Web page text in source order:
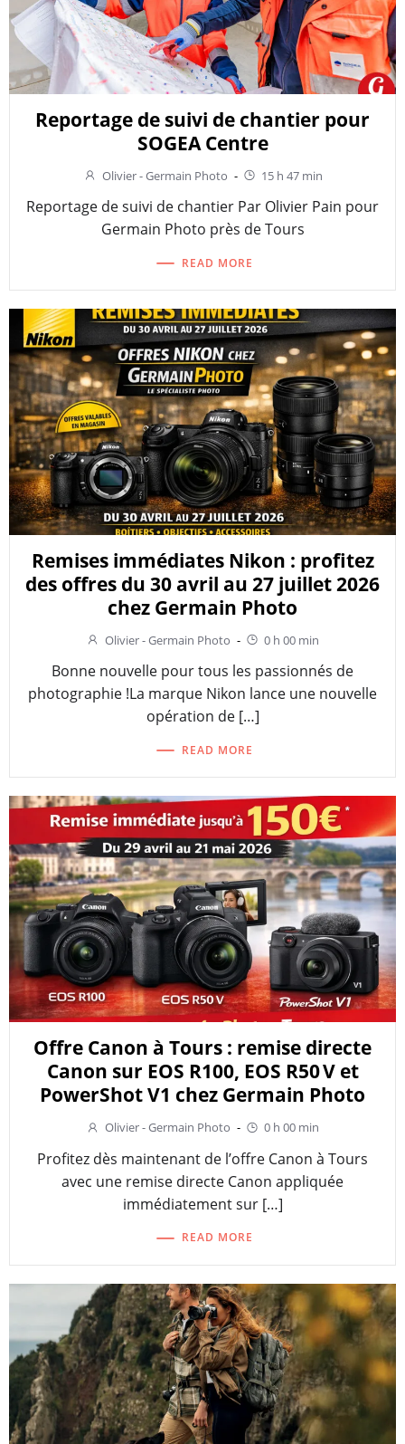
Reportage de suivi de chantier pour
SOGEA Centre
Olivier - Germain Photo - 15 h 47 min
Reportage de suivi de chantier Par Olivier Pain pour
Germain Photo près de Tours
READ MORE
Remises immédiates Nikon : profitez
des offres du 30 avril au 27 juillet 2026
chez Germain Photo
Olivier - Germain Photo - 0 h 00 min
Bonne nouvelle pour tous les passionnés de
photographie !La marque Nikon lance une nouvelle
opération de […]
READ MORE
Offre Canon à Tours : remise directe
Canon sur EOS R100, EOS R50 V et
PowerShot V1 chez Germain Photo
Olivier - Germain Photo - 0 h 00 min
Profitez dès maintenant de l’offre Canon à Tours
avec une remise directe Canon appliquée
immédiatement sur […]
READ MORE